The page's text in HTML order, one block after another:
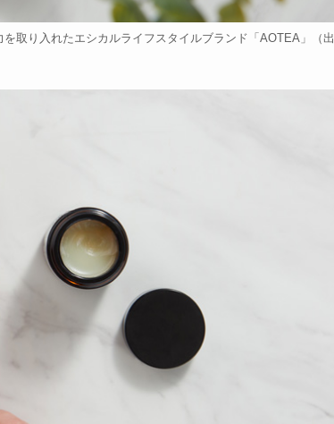
取り入れたエシカルライフスタイルブランド「AOTEA」（出